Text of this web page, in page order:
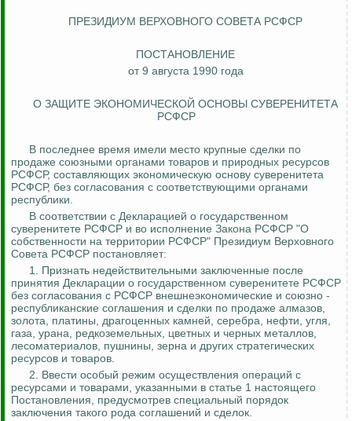
ПРЕЗИДИУМ ВЕРХОВНОГО СОВЕТА РСФСР
ПОСТАНОВЛЕНИЕ
от 9 августа 1990 года
О ЗАЩИТЕ ЭКОНОМИЧЕСКОЙ ОСНОВЫ СУВЕРЕНИТЕТА
РСФСР
В последнее время имели место крупные сделки по
продаже союзными органами товаров и природных ресурсов
РСФСР, составляющих экономическую основу суверенитета
РСФСР, без согласования с соответствующими органами
республики.
В соответствии с Декларацией о государственном
суверенитете РСФСР и во исполнение Закона РСФСР "О
собственности на территории РСФСР" Президиум Верховного
Совета РСФСР постановляет:
1. Признать недействительными заключенные после
принятия Декларации о государственном суверенитете РСФСР
без согласования с РСФСР внешнеэкономические и союзно -
республиканские соглашения и сделки по продаже алмазов,
золота, платины, драгоценных камней, серебра, нефти, угля,
газа, урана, редкоземельных, цветных и черных металлов,
лесоматериалов, пушнины, зерна и других стратегических
ресурсов и товаров.
2. Ввести особый режим осуществления операций с
ресурсами и товарами, указанными в статье 1 настоящего
Постановления, предусмотрев специальный порядок
заключения такого рода соглашений и сделок.